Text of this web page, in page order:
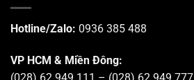
Hotline/Zalo: 0936 385 488
VP HCM & Miền Đông: